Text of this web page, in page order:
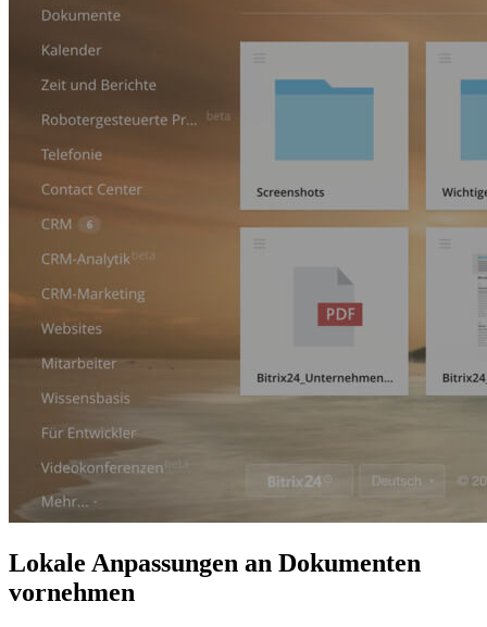
Lokale Anpassungen an Dokumenten
vornehmen